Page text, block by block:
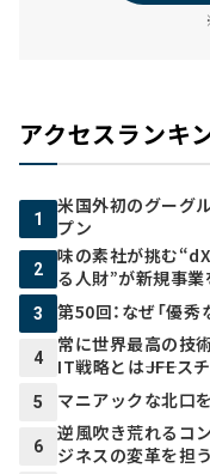
アクセスランキ
1
米国外初のグーグ
プン
2
味の素社が挑む
る人財”が新規事業
3 第50回：なぜ「優
4
常に世界最高の技
IT戦略とは――JFE
5 マニアックな北口
6
逆風吹き荒れるコ
ジネスの変革を担